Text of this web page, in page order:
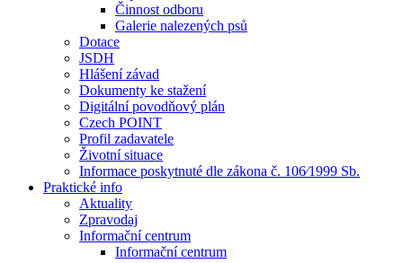
Činnost odboru
Galerie nalezených psů
Dotace
JSDH
Hlášení závad
Dokumenty ke stažení
Digitální povodňový plán
Czech POINT
Profil zadavatele
Životní situace
Informace poskytnuté dle zákona č. 106⁄1999 Sb.
Praktické info
Aktuality
Zpravodaj
Informační centrum
Informační centrum